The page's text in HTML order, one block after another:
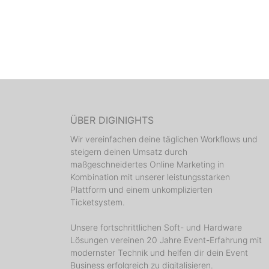
ÜBER DIGINIGHTS
Wir vereinfachen deine täglichen Workflows und
steigern deinen Umsatz durch
maßgeschneidertes Online Marketing in
Kombination mit unserer leistungsstarken
Plattform und einem unkomplizierten
Ticketsystem.
Unsere fortschrittlichen Soft- und Hardware
Lösungen vereinen 20 Jahre Event-Erfahrung mit
modernster Technik und helfen dir dein Event
Business erfolgreich zu digitalisieren.